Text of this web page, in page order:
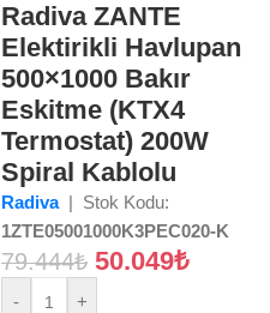
Radiva ZANTE
Elektirikli Havlupan
500×1000 Bakır
Eskitme (KTX4
Termostat) 200W
Spiral Kablolu
Radiva | Stok Kodu:
1ZTE05001000K3PEC020-K
79.444₺ 50.049₺
- +